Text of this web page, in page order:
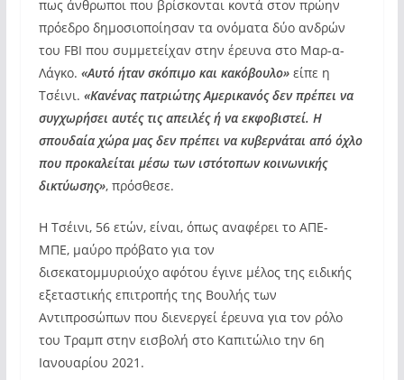
πως άνθρωποι που βρίσκονται κοντά στον πρώην
πρόεδρο δημοσιοποίησαν τα ονόματα δύο ανδρών
του FBI που συμμετείχαν στην έρευνα στο Μαρ-α-
Λάγκο. «Αυτό ήταν σκόπιμο και κακόβουλο» είπε η
Τσέινι. «Κανένας πατριώτης Αμερικανός δεν πρέπει να
συγχωρήσει αυτές τις απειλές ή να εκφοβιστεί. Η
σπουδαία χώρα μας δεν πρέπει να κυβερνάται από όχλο
που προκαλείται μέσω των ιστότοπων κοινωνικής
δικτύωσης», πρόσθεσε.
Η Τσέινι, 56 ετών, είναι, όπως αναφέρει το ΑΠΕ-
ΜΠΕ, μαύρο πρόβατο για τον
δισεκατομμυριούχο αφότου έγινε μέλος της ειδικής
εξεταστικής επιτροπής της Βουλής των
Αντιπροσώπων που διενεργεί έρευνα για τον ρόλο
του Τραμπ στην εισβολή στο Καπιτώλιο την 6η
Ιανουαρίου 2021.